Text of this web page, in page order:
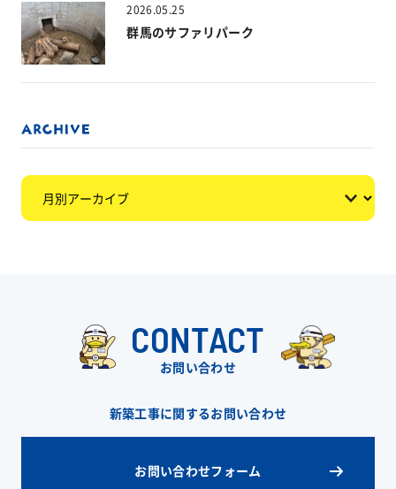
2026.05.25
群馬のサファリパーク
CONTACT
お問い合わせ
新築工事に関するお問い合わせ
お問い合わせフォーム